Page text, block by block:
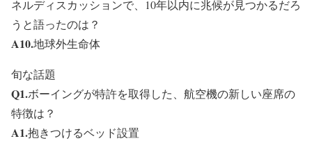
ネルディスカッションで、10年以内に兆候が見つかるだろ
うと語ったのは？
A10.地球外生命体
旬な話題
Q1.ボーイングが特許を取得した、航空機の新しい座席の
特徴は？
A1.抱きつけるベッド設置